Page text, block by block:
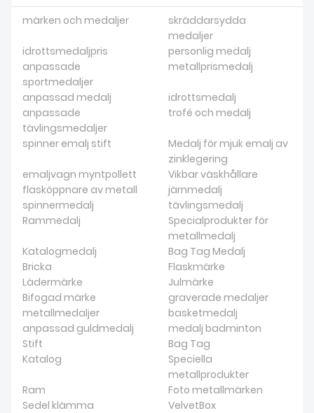
märken och medaljer
skräddarsydda
medaljer
idrottsmedaljpris
personlig medalj
anpassade
sportmedaljer
metallprismedalj
anpassad medalj
idrottsmedalj
anpassade
tävlingsmedaljer
trofé och medalj
spinner emalj stift
Medalj för mjuk emalj av
zinklegering
emaljvagn myntpollett
Vikbar väskhållare
flasköppnare av metall
järnmedalj
spinnermedalj
tävlingsmedalj
Rammedalj
Specialprodukter för
metallmedalj
Katalogmedalj
Bag Tag Medalj
Bricka
Flaskmärke
Lädermärke
Julmärke
Bifogad märke
graverade medaljer
metallmedaljer
basketmedalj
anpassad guldmedalj
medalj badminton
Stift
Bag Tag
Katalog
Speciella
metallprodukter
Ram
Foto metallmärken
Sedel klämma
VelvetBox